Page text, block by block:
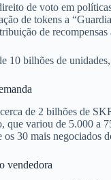
de voto em
de tokens a
de
10 bilhões de
de 2 bilhões de
que variou de 5.000 a
os 30 mais negociados
vendedora